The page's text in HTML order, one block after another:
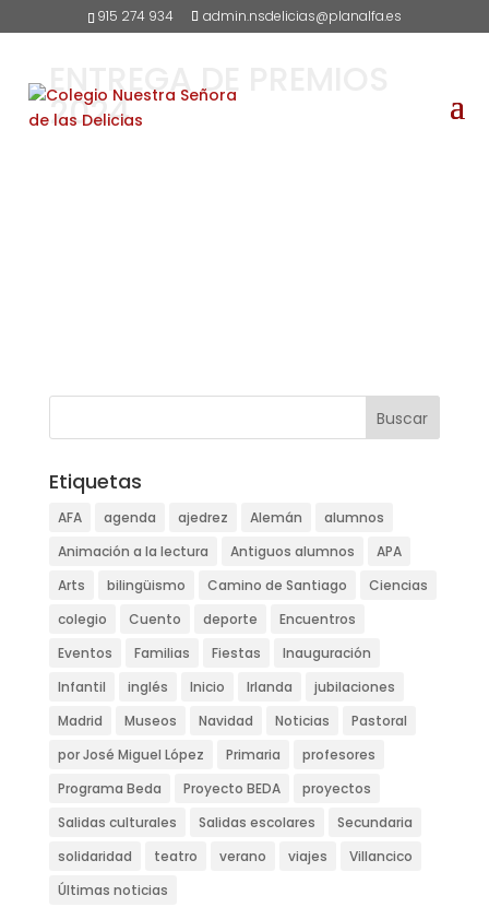
915 274 934 admin.nsdelicias@planalfa.es
ENTREGA DE PREMIOS
2024
Etiquetas
AFA agenda ajedrez Alemán
alumnos
Animación a la lectura
Antiguos alumnos
APA
Arts
bilingüismo Camino de Santiago
Ciencias
colegio
Cuento deporte
Encuentros
Eventos
Familias Fiestas
Inauguración
Infantil
inglés Inicio Irlanda
jubilaciones
Madrid
Museos Navidad Noticias
Pastoral
por José Miguel López
Primaria
profesores
Programa Beda
Proyecto BEDA
proyectos
Salidas culturales
Salidas escolares
Secundaria
solidaridad
teatro verano viajes
Villancico
Últimas noticias